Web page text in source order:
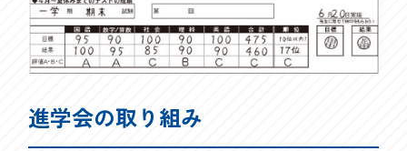
進学会の取り組み